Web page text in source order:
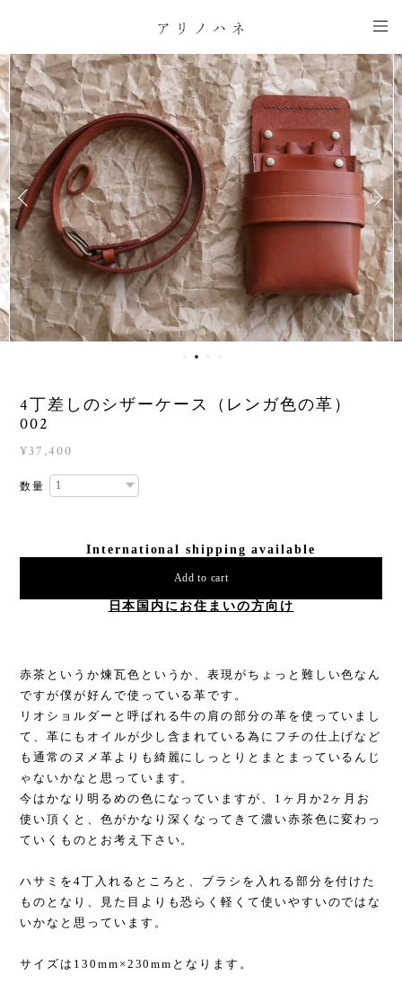
4丁差しのシザーケース（レンガ色の革）
002
¥37,400
数量
International shipping available
Add to cart
日本国内にお住まいの方向け
赤茶というか煉瓦色というか、表現がちょっと難しい色なん
ですが僕が好んで使っている革です。
リオショルダーと呼ばれる牛の肩の部分の革を使っていまし
て、革にもオイルが少し含まれている為にフチの仕上げなど
も通常のヌメ革よりも綺麗にしっとりとまとまっているんじ
ゃないかなと思っています。
今はかなり明るめの色になっていますが、1ヶ月か2ヶ月お
使い頂くと、色がかなり深くなってきて濃い赤茶色に変わっ
ていくものとお考え下さい。
ハサミを4丁入れるところと、ブラシを入れる部分を付けた
ものとなり、見た目よりも恐らく軽くて使いやすいのではな
いかなと思っています。
サイズは130mm×230mmとなります。